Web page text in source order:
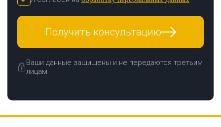
Получить консультацию
Ваши данные защищены и не передаются третьим
лицам